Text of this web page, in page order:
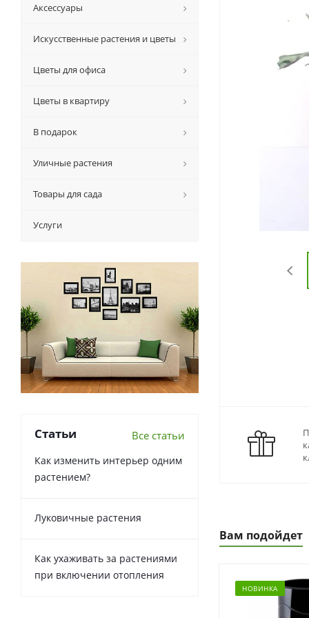
Вам подойдет
НОВИНКА
Аксессуары
Искусственные растения и цветы
Цветы для офиса
Цветы в квартиру
В подарок
Уличные растения
Товары для сада
Услуги
Статьи Все статьи
Как изменить интерьер одним
растением?
Луковичные растения
Как ухаживать за растениями
при включении отопления